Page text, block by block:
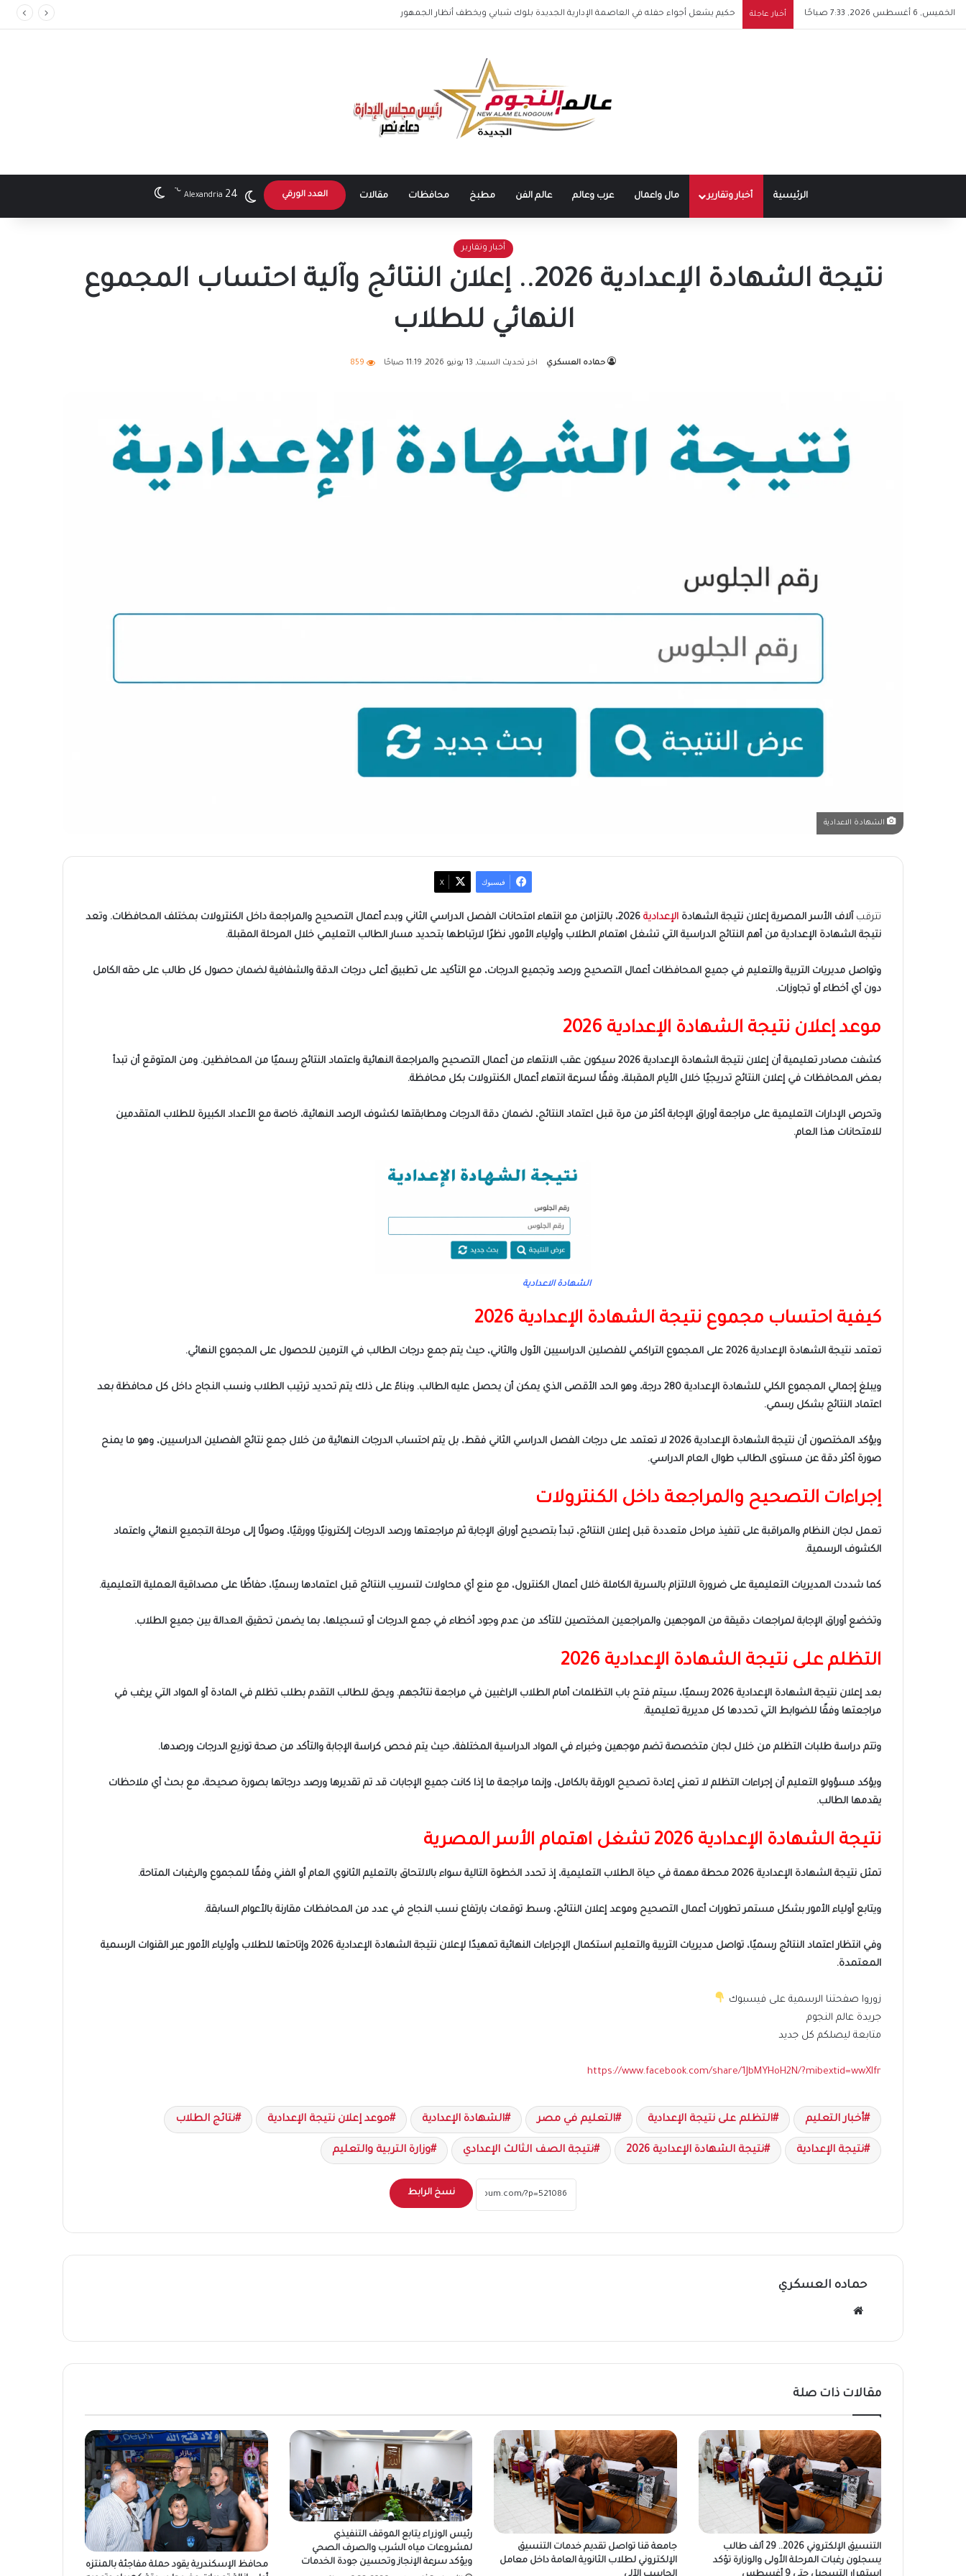
الخميس, 6 أغسطس 2026, 7:33 صباحًا أخبار عاجلة حكيم يشعل أجواء حفله في العاصمة الإدارية الجديدة بلوك شبابي ويخطف أنظار الجمهور
الرئيسية أخبار وتقارير مال واعمال عرب وعالم عالم الفن مطبخ محافظات مقالات العدد الورقي Alexandria 24
℃ الوضع المظلم
أخبار وتقارير
نتيجة الشهادة الإعدادية 2026.. إعلان النتائج وآلية احتساب المجموع
النهائي للطلاب
حماده العسكري اخر تحديث السبت, 13 يونيو 2026, 11:19 صباحًا 859
الشهادة الاعدادية
فيسبوك ‫X
تترقب آلاف الأسر المصرية إعلان نتيجة الشهادة الإعدادية
2026، بالتزامن مع انتهاء امتحانات الفصل الدراسي الثاني وبدء أعمال التصحيح والمراجعة داخل الكنترولات بمختلف المحافظات. وتعد
نتيجة الشهادة الإعدادية من أهم النتائج الدراسية التي تشغل اهتمام الطلاب وأولياء الأمور، نظرًا لارتباطها بتحديد مسار الطالب التعليمي خلال المرحلة المقبلة.
وتواصل مديريات التربية والتعليم في جميع المحافظات أعمال التصحيح ورصد وتجميع الدرجات، مع التأكيد على تطبيق أعلى درجات الدقة والشفافية لضمان حصول كل طالب على حقه الكامل
دون أي أخطاء أو تجاوزات.
موعد إعلان نتيجة الشهادة الإعدادية 2026
كشفت مصادر تعليمية أن إعلان نتيجة الشهادة الإعدادية 2026 سيكون عقب الانتهاء من أعمال التصحيح والمراجعة النهائية واعتماد النتائج رسميًا من المحافظين. ومن المتوقع أن تبدأ
بعض المحافظات في إعلان النتائج تدريجيًا خلال الأيام المقبلة، وفقًا لسرعة انتهاء أعمال الكنترولات بكل محافظة.
وتحرص الإدارات التعليمية على مراجعة أوراق الإجابة أكثر من مرة قبل اعتماد النتائج، لضمان دقة الدرجات ومطابقتها لكشوف الرصد النهائية، خاصة مع الأعداد الكبيرة للطلاب المتقدمين
للامتحانات هذا العام.
الشهادة الاعدادية
كيفية احتساب مجموع نتيجة الشهادة الإعدادية 2026
تعتمد نتيجة الشهادة الإعدادية 2026 على المجموع التراكمي للفصلين الدراسيين الأول والثاني، حيث يتم جمع درجات الطالب في الترمين للحصول على المجموع النهائي.
ويبلغ إجمالي المجموع الكلي للشهادة الإعدادية 280 درجة، وهو الحد الأقصى الذي يمكن أن يحصل عليه الطالب. وبناءً على ذلك يتم تحديد ترتيب الطلاب ونسب النجاح داخل كل محافظة بعد
اعتماد النتائج بشكل رسمي.
ويؤكد المختصون أن نتيجة الشهادة الإعدادية 2026 لا تعتمد على درجات الفصل الدراسي الثاني فقط، بل يتم احتساب الدرجات النهائية من خلال جمع نتائج الفصلين الدراسيين، وهو ما يمنح
صورة أكثر دقة عن مستوى الطالب طوال العام الدراسي.
إجراءات التصحيح والمراجعة داخل الكنترولات
تعمل لجان النظام والمراقبة على تنفيذ مراحل متعددة قبل إعلان النتائج، تبدأ بتصحيح أوراق الإجابة ثم مراجعتها ورصد الدرجات إلكترونيًا وورقيًا، وصولًا إلى مرحلة التجميع النهائي واعتماد
الكشوف الرسمية.
كما شددت المديريات التعليمية على ضرورة الالتزام بالسرية الكاملة خلال أعمال الكنترول، مع منع أي محاولات لتسريب النتائج قبل اعتمادها رسميًا، حفاظًا على مصداقية العملية التعليمية.
وتخضع أوراق الإجابة لمراجعات دقيقة من الموجهين والمراجعين المختصين للتأكد من عدم وجود أخطاء في جمع الدرجات أو تسجيلها، بما يضمن تحقيق العدالة بين جميع الطلاب.
التظلم على نتيجة الشهادة الإعدادية 2026
بعد إعلان نتيجة الشهادة الإعدادية 2026 رسميًا، سيتم فتح باب التظلمات أمام الطلاب الراغبين في مراجعة نتائجهم. ويحق للطالب التقدم بطلب تظلم في المادة أو المواد التي يرغب في
مراجعتها وفقًا للضوابط التي تحددها كل مديرية تعليمية.
وتتم دراسة طلبات التظلم من خلال لجان متخصصة تضم موجهين وخبراء في المواد الدراسية المختلفة، حيث يتم فحص كراسة الإجابة والتأكد من صحة توزيع الدرجات ورصدها.
ويؤكد مسؤولو التعليم أن إجراءات التظلم لا تعني إعادة تصحيح الورقة بالكامل، وإنما مراجعة ما إذا كانت جميع الإجابات قد تم تقديرها ورصد درجاتها بصورة صحيحة، مع بحث أي ملاحظات
يقدمها الطالب.
نتيجة الشهادة الإعدادية 2026 تشغل اهتمام الأسر المصرية
تمثل نتيجة الشهادة الإعدادية 2026 محطة مهمة في حياة الطلاب التعليمية، إذ تحدد الخطوة التالية سواء بالالتحاق بالتعليم الثانوي العام أو الفني وفقًا للمجموع والرغبات المتاحة.
ويتابع أولياء الأمور بشكل مستمر تطورات أعمال التصحيح وموعد إعلان النتائج، وسط توقعات بارتفاع نسب النجاح في عدد من المحافظات مقارنة بالأعوام السابقة.
وفي انتظار اعتماد النتائج رسميًا، تواصل مديريات التربية والتعليم استكمال الإجراءات النهائية تمهيدًا لإعلان نتيجة الشهادة الإعدادية 2026 وإتاحتها للطلاب وأولياء الأمور عبر القنوات الرسمية
المعتمدة.
زوروا صفحتنا الرسمية على فيسبوك
جريدة عالم النجوم
متابعة ليصلكم كل جديد
https://www.facebook.com/share/1JbMYHoH2N/?mibextid=wwXIfr
أخبار التعليم التظلم على نتيجة الإعدادية التعليم في مصر الشهادة الإعدادية موعد إعلان نتيجة الإعدادية نتائج الطلاب
نتيجة الإعدادية نتيجة الشهادة الإعدادية 2026 نتيجة الصف الثالث الإعدادي وزارة التربية والتعليم
نسخ الرابط
حماده العسكري
مقالات ذات صلة
التنسيق الإلكتروني 2026.. 29 ألف طالب
يسجلون رغبات المرحلة الأولى والوزارة تؤكد
جامعة قنا تواصل تقديم خدمات التنسيق
الإلكتروني لطلاب الثانوية العامة داخل معامل
رئيس الوزراء يتابع الموقف التنفيذي
لمشروعات مياه الشرب والصرف الصحي
ويؤكد سرعة الإنجاز وتحسين جودة الخدمات
محافظ الإسكندرية يقود حملة مفاجئة بالمنتزه